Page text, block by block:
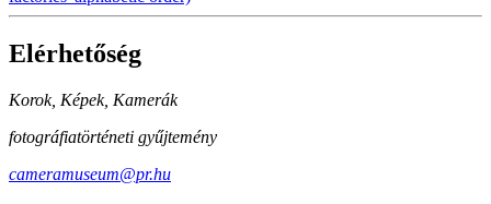
Elérhetőség
Korok, Képek, Kamerák
fotográfiatörténeti gyűjtemény
cameramuseum@pr.hu